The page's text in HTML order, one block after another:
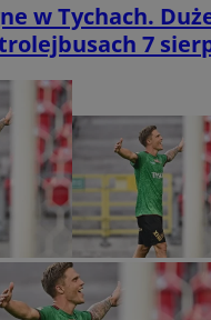
w Tychach.
7